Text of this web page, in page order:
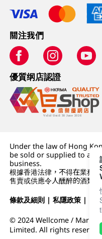
關注我們
優質纲店認證
Under the law of Hong
be sold or supplied to a
business.
根據香港法律，不得在業務
售賣或供應令人醺醉的酒類。
條款及細則 |私隱政策 |
© 2024 Wellcome / Market
Limited. All rights reserved.